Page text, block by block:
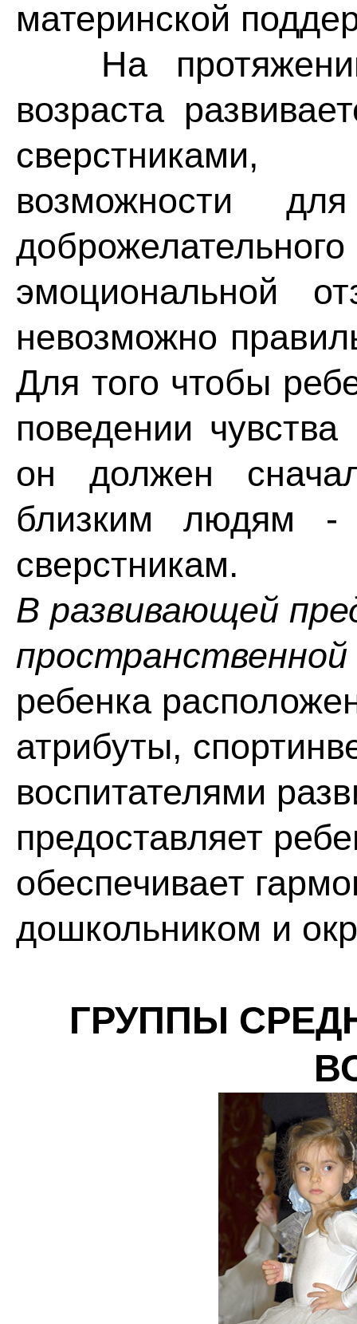
материнской
На протяжении
возраста
возможности
эмоциональной
невозможно
Для того чтобы
поведении
он должен
близким людям -
сверстникам.
В развивающей
пространственной
ребенка
атрибуты,
воспитателями
предоставляет
обеспечивает
дошкольником и
ГРУППЫ